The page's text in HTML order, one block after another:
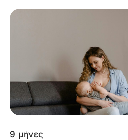
9 μήνες